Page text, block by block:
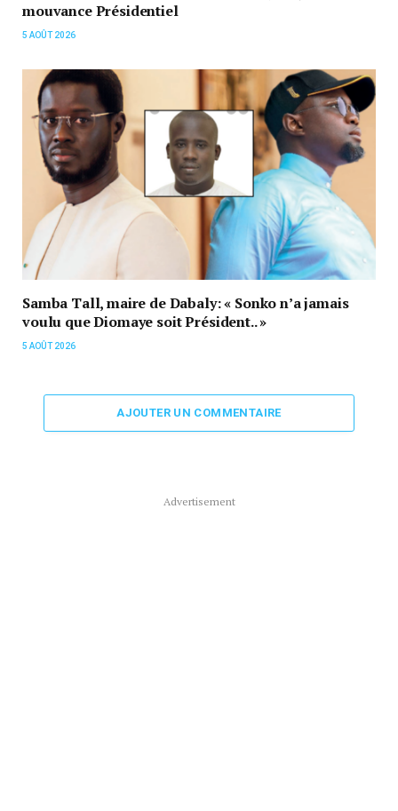
mouvance Présidentiel
5 AOÛT 2026
Samba Tall, maire de Dabaly: « Sonko n’a jamais
voulu que Diomaye soit Président.. »
5 AOÛT 2026
AJOUTER UN COMMENTAIRE
Advertisement